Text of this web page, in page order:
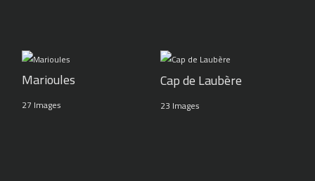
Marioules
27 Images
Cap de Laubère
23 Images